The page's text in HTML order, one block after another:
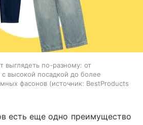
по-разному: от
высокой посадкой до более
фасонов
источник: BestProducts
есть еще одно преимущество